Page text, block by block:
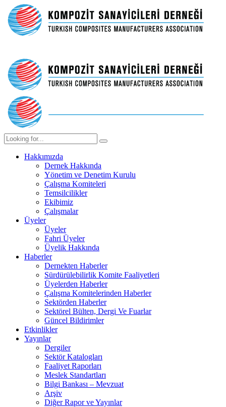
Hakkımızda
Dernek Hakkında
Yönetim ve Denetim Kurulu
Çalışma Komiteleri
Temsilcilikler
Ekibimiz
Çalışmalar
Üyeler
Üyeler
Fahri Üyeler
Üyelik Hakkında
Haberler
Dernekten Haberler
Sürdürülebilirlik Komite Faaliyetleri
Üyelerden Haberler
Çalışma Komitelerinden Haberler
Sektörden Haberler
Sektörel Bülten, Dergi Ve Fuarlar
Güncel Bildirimler
Etkinlikler
Yayınlar
Dergiler
Sektör Katalogları
Faaliyet Raporları
Meslek Standartları
Bilgi Bankası – Mevzuat
Arşiv
Diğer Rapor ve Yayınlar